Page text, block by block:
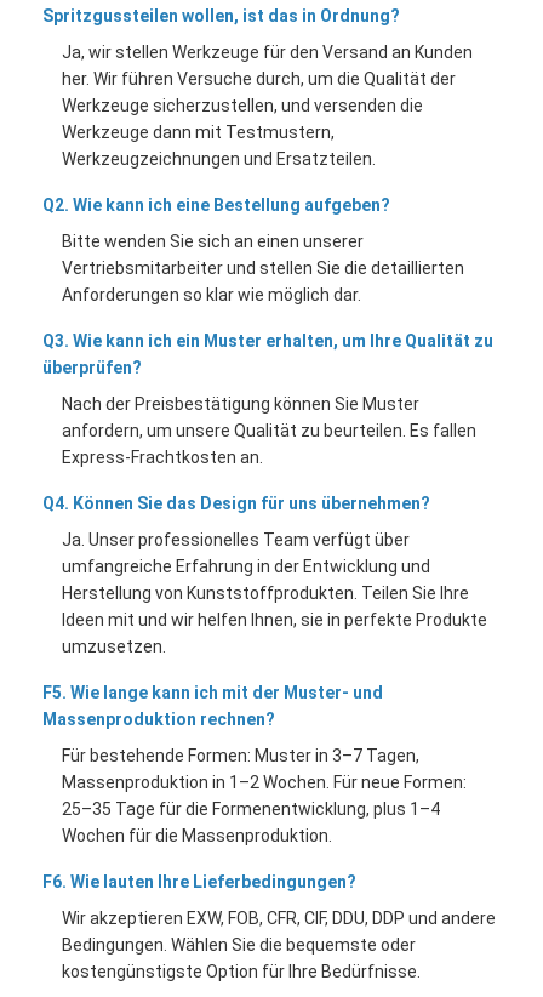
Spritzgussteilen wollen, ist das in Ordnung?
Ja, wir stellen Werkzeuge für den Versand an Kunden
her. Wir führen Versuche durch, um die Qualität der
Werkzeuge sicherzustellen, und versenden die
Werkzeuge dann mit Testmustern,
Werkzeugzeichnungen und Ersatzteilen.
Q2. Wie kann ich eine Bestellung aufgeben?
Bitte wenden Sie sich an einen unserer
Vertriebsmitarbeiter und stellen Sie die detaillierten
Anforderungen so klar wie möglich dar.
Q3. Wie kann ich ein Muster erhalten, um Ihre Qualität zu
überprüfen?
Nach der Preisbestätigung können Sie Muster
anfordern, um unsere Qualität zu beurteilen. Es fallen
Express-Frachtkosten an.
Q4. Können Sie das Design für uns übernehmen?
Ja. Unser professionelles Team verfügt über
umfangreiche Erfahrung in der Entwicklung und
Herstellung von Kunststoffprodukten. Teilen Sie Ihre
Ideen mit und wir helfen Ihnen, sie in perfekte Produkte
umzusetzen.
F5. Wie lange kann ich mit der Muster- und
Massenproduktion rechnen?
Für bestehende Formen: Muster in 3–7 Tagen,
Massenproduktion in 1–2 Wochen. Für neue Formen:
25–35 Tage für die Formenentwicklung, plus 1–4
Wochen für die Massenproduktion.
F6. Wie lauten Ihre Lieferbedingungen?
Wir akzeptieren EXW, FOB, CFR, CIF, DDU, DDP und andere
Bedingungen. Wählen Sie die bequemste oder
kostengünstigste Option für Ihre Bedürfnisse.